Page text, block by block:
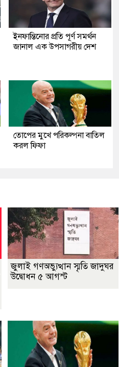
ইনফান্তিনোর প্রতি পূর্ণ সমর্থন
জানাল এক উপসাগরীয় দেশ
তোপের মুখে পরিকল্পনা বাতিল
করল ফিফা
জুলাই গণঅভ্যুত্থান স্মৃতি জাদুঘর
উদ্বোধন ৫ আগস্ট